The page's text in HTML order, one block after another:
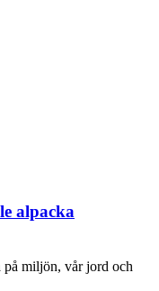
alpacka
vår jord och